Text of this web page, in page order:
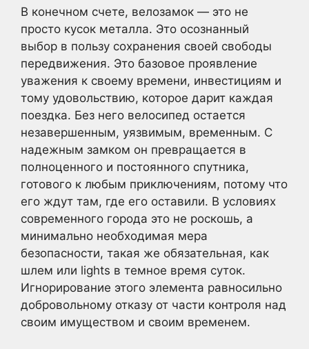
В конечном счете, велозамок — это не
просто кусок металла. Это осознанный
выбор в пользу сохранения своей свободы
передвижения. Это базовое проявление
уважения к своему времени, инвестициям и
тому удовольствию, которое дарит каждая
поездка. Без него велосипед остается
незавершенным, уязвимым, временным. С
надежным замком он превращается в
полноценного и постоянного спутника,
готового к любым приключениям, потому что
его ждут там, где его оставили. В условиях
современного города это не роскошь, а
минимально необходимая мера
безопасности, такая же обязательная, как
шлем или lights в темное время суток.
Игнорирование этого элемента равносильно
добровольному отказу от части контроля над
своим имуществом и своим временем.